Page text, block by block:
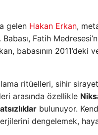
gelen Hakan Erkan,
Babası, Fatih
babasının 2011’deki
ritüelleri, sihir
arasında özellikle
bulunuyor.
dengelemek,